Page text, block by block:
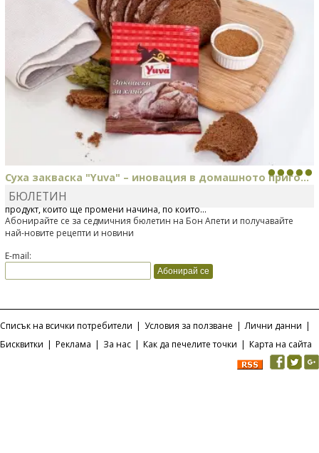
Суха закваска "Yuva" – иновация в домашното приго...
Отскоро Лесафр България стартира предлагането на изцяло нов
продукт, който ще промени начина, по който...
БЮЛЕТИН
Абонирайте се за седмичния бюлетин на Бон Апети и получавайте
най-новите рецепти и новини
E-mail:
Списък на всички потребители | Условия за ползване | Лични данни |
Бисквитки | Реклама | За нас | Как да печелите точки | Карта на сайта